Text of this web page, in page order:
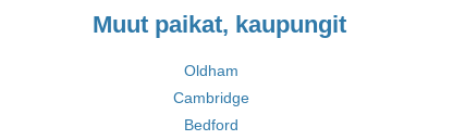
Muut paikat, kaupungit
Oldham
Cambridge
Bedford